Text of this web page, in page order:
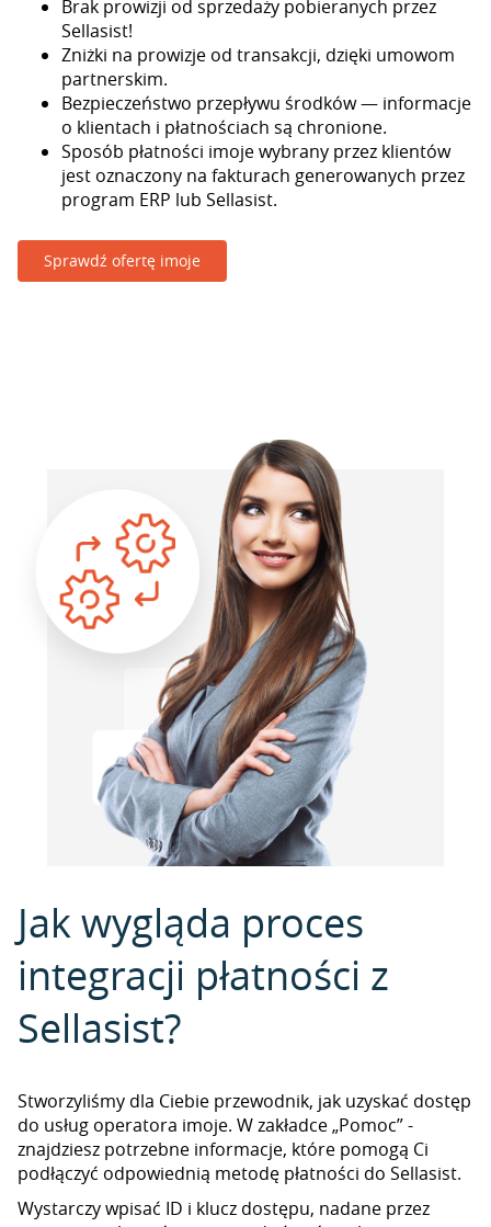
Brak prowizji od sprzedaży pobieranych przez
Sellasist!
Zniżki na prowizje od transakcji, dzięki umowom
partnerskim.
Bezpieczeństwo przepływu środków — informacje
o klientach i płatnościach są chronione.
Sposób płatności imoje wybrany przez klientów
jest oznaczony na fakturach generowanych przez
program ERP lub Sellasist.
Sprawdź ofertę imoje
Jak wygląda proces
integracji płatności z
Sellasist?
Stworzyliśmy dla Ciebie przewodnik, jak uzyskać dostęp
do usług operatora imoje. W zakładce „Pomoc” -
znajdziesz potrzebne informacje, które pomogą Ci
podłączyć odpowiednią metodę płatności do Sellasist.
Wystarczy wpisać ID i klucz dostępu, nadane przez